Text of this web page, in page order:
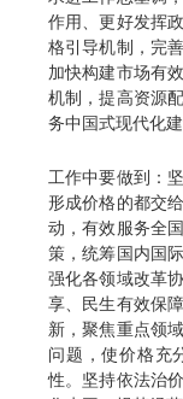
作用、更好发挥
格引导机制，完
加快构建市场有
机制，提高资源
务中国式现代化建
工作中要做到：
形成价格的都交
动，有效服务全
策，统筹国内国
强化各领域改革
享、民生有效保
新，聚焦重点领
问题，使价格充
性。坚持依法治